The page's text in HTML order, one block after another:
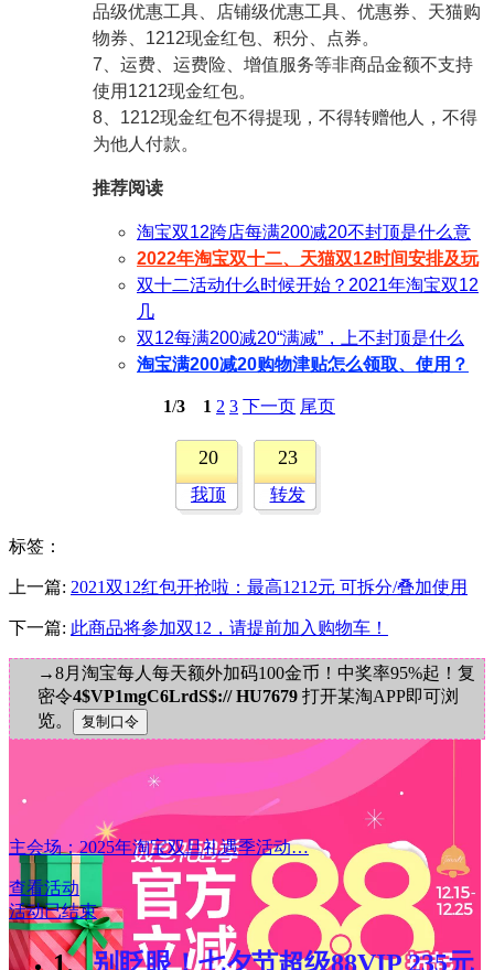
品级优惠工具、店铺级优惠工具、优惠券、天猫购
物券、1212现金红包、积分、点券。
7、运费、运费险、增值服务等非商品金额不支持
使用1212现金红包。
8、1212现金红包不得提现，不得转赠他人，不得
为他人付款。
推荐阅读
淘宝双12跨店每满200减20不封顶是什么意
2022年淘宝双十二、天猫双12时间安排及玩
双十二活动什么时候开始？2021年淘宝双12
几
双12每满200减20“满减”，上不封顶是什么
淘宝满200减20购物津贴怎么领取、使用？
1/3 1 2 3 下一页 尾页
20
我顶
23
转发
标签 ：
上一篇: 2021双12红包开抢啦：最高1212元 可拆分/叠加使用
下一篇: 此商品将参加双12，请提前加入购物车！
→8月淘宝每人每天额外加码100金币！中奖率95%起！复
密令4$VP1mgC6LrdS$:// HU7679 打开某淘APP即可浏
览。
主会场：2025年淘宝双旦礼遇季活动…
查看活动
活动已结束
1、 别眨眼！七夕节超级88VIP 235元